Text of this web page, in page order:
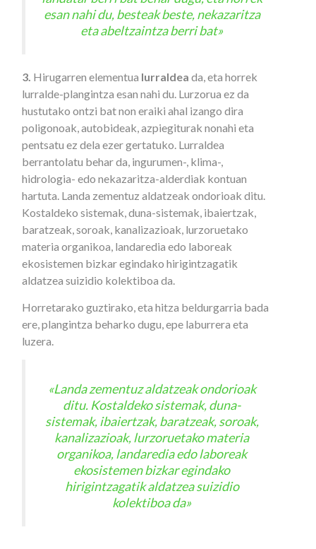
esan nahi du, besteak beste, nekazaritza
eta abeltzaintza berri bat»
3. Hirugarren elementua lurraldea da, eta horrek
lurralde-plangintza esan nahi du. Lurzorua ez da
hustutako ontzi bat non eraiki ahal izango dira
poligonoak, autobideak, azpiegiturak nonahi eta
pentsatu ez dela ezer gertatuko. Lurraldea
berrantolatu behar da, ingurumen-, klima-,
hidrologia- edo nekazaritza-alderdiak kontuan
hartuta. Landa zementuz aldatzeak ondorioak ditu.
Kostaldeko sistemak, duna-sistemak, ibaiertzak,
baratzeak, soroak, kanalizazioak, lurzoruetako
materia organikoa, landaredia edo laboreak
ekosistemen bizkar egindako hirigintzagatik
aldatzea suizidio kolektiboa da.
Horretarako guztirako, eta hitza beldurgarria bada
ere, plangintza beharko dugu, epe laburrera eta
luzera.
«Landa zementuz aldatzeak ondorioak
ditu. Kostaldeko sistemak, duna-
sistemak, ibaiertzak, baratzeak, soroak,
kanalizazioak, lurzoruetako materia
organikoa, landaredia edo laboreak
ekosistemen bizkar egindako
hirigintzagatik aldatzea suizidio
kolektiboa da»